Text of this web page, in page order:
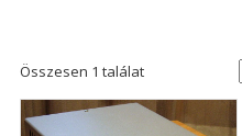
Összesen 1 találat